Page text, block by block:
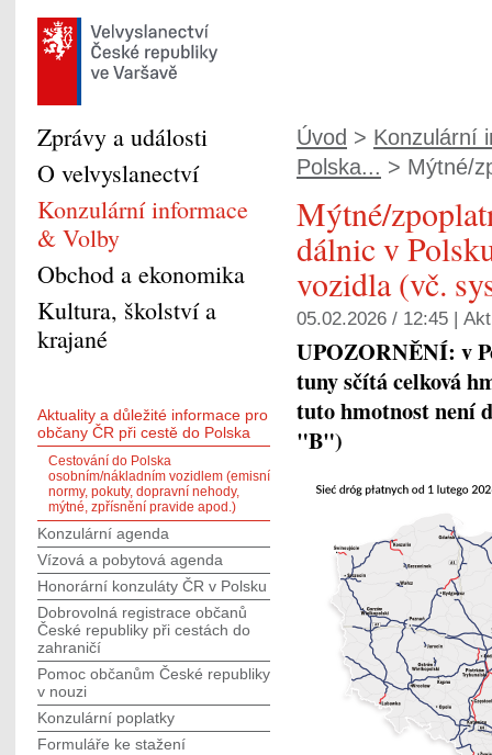
Úvod > Konzulární
Polska... > Mýtné/
Mýtné/
dálnic v
vozidla (vč.
05.02.2026 / 12:45 |
UPOZORNĚNÍ: v
tuny sčítá celková
tuto hmotnost není
"B")
Zprávy a události
O velvyslanectví
Konzulární informace
& Volby
Obchod a ekonomika
Kultura, školství a
krajané
Aktuality a důležité informace pro
občany ČR při cestě do Polska
Cestování do Polska
osobním/nákladním vozidlem (emisní
normy, pokuty, dopravní nehody,
mýtné, zpřísnění pravide apod.)
Konzulární agenda
Vízová a pobytová agenda
Honorární konzuláty ČR v Polsku
Dobrovolná registrace občanů
České republiky při cestách do
zahraničí
Pomoc občanům České republiky
v nouzi
Konzulární poplatky
Formuláře ke stažení